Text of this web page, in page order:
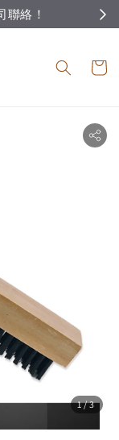
聯絡！
1/3